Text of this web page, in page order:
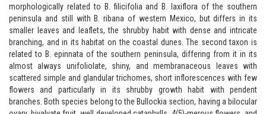
morphologically related to B. filicifolia and B. laxiflora of the southern
peninsula and still with B. ribana of western Mexico, but differs in its
smaller leaves and leaflets, the shrubby habit with dense and intricate
branching, and in its habitat on the coastal dunes. The second taxon is
related to B. epinnata of the southern peninsula, differing from it in its
almost always unifoliolate, shiny, and membranaceous leaves with
scattered simple and glandular trichomes, short inflorescences with few
flowers and particularly in its shrubby growth habit with pendent
branches. Both species belong to the Bullockia section, having a bilocular